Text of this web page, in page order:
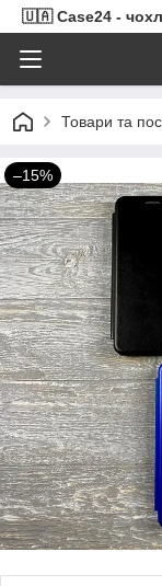
🇺🇦 Case24 -
Товари та
–15%